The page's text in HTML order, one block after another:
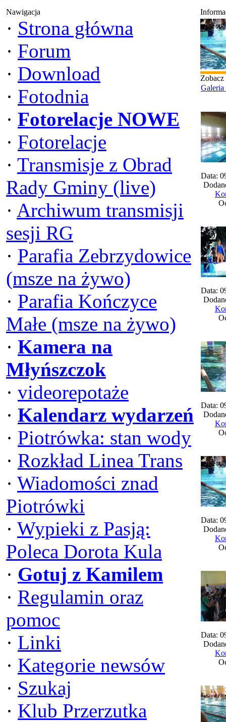
Nawigacja
· Strona główna
· Forum
· Download
· Fotodnia
· Fotorelacje NOWE
· Fotorelacje
· Transmisje z Obrad
Rady Gminy (live)
· Archiwum transmisji
sesji RG
· Parafia Zebrzydowice
(msze na żywo)
· Parafia Kończyce
Małe (msze na żywo)
· Kamera na
Młyńszczok
· videorepotaże
· Kalendarz wydarzeń
· Piotrówka: stan wody
· Rozkład Linea Trans
· Wiadomości znad
Piotrówki
· Wypieki z Pasją:
Poleca Dorota Kula
· Gotuj z Kamilem
· Regulamin oraz
pomoc
· Linki
· Kategorie newsów
· Szukaj
· Klub Przerzutka
Zobacz
Galeria
Data:
Data:
Data:
Data:
Data: